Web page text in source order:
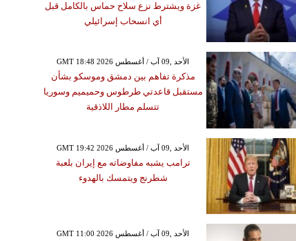
غزة ويشترط نزع سلاح حماس بالكامل قبل
أي انسحاب إسرائيلي
GMT 18:48 2026 الأحد ,09 آب / أغسطس
مذكرة تفاهم بين دمشق وموسكو بشأن
مستقبل قاعدتي طرطوس وحميميم وسوريا
تتسلم مطار اللاذقية
GMT 19:42 2026 الأحد ,09 آب / أغسطس
ترامب يشبه مفاوضاته مع إيران بلعبة
شطرنج ويتمسك بالهدوء
GMT 11:00 2026 الأحد ,09 آب / أغسطس